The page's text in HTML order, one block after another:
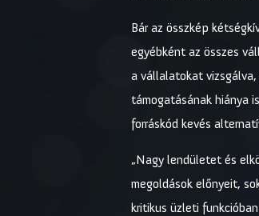
Bár az összkép
egyébként az összes
a vállalatokat
támogatásának hiánya
forráskód kevés
„Nagy lendületet és
megoldások előnyeit,
kritikus üzleti